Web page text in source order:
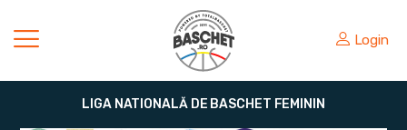
Login
LIGA NATIONALĂ DE BASCHET FEMININ